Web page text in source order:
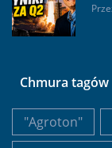
Chmura tagów
"Agroton"